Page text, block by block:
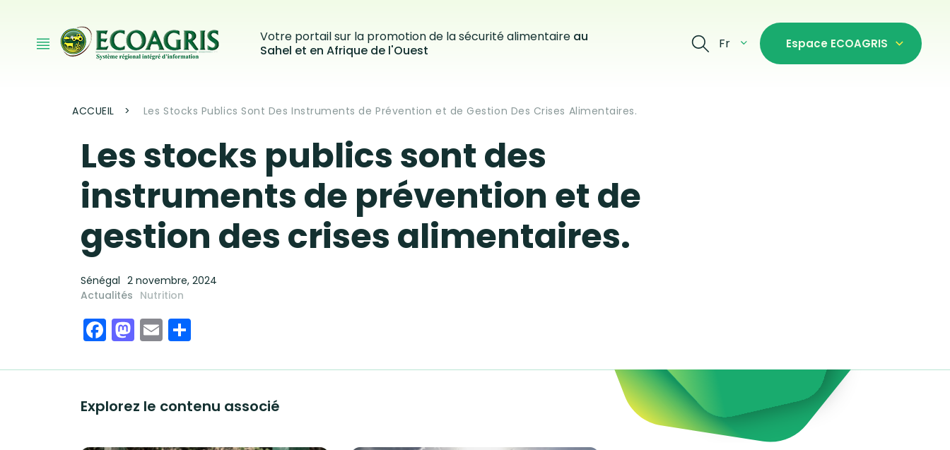
Votre portail sur la promotion de la sécurité alimentaire au
Sahel et en Afrique de l'Ouest
Fr Espace ECOAGRIS
Fil d'Ariane
ACCUEIL Les Stocks Publics Sont Des Instruments de Prévention et de Gestion Des Crises Alimentaires.
Les stocks publics sont des
instruments de prévention et de
gestion des crises alimentaires.
Sénégal
2 novembre, 2024
Actualités Nutrition
Facebook
Mastodon
Email
Explorez le contenu associé